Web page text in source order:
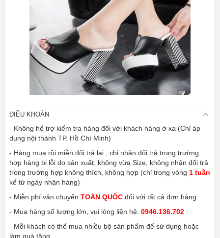
ĐIỀU KHOẢN
- Không hổ trợ kiểm tra hàng đối với khách hàng ở xa (Chỉ áp
dụng nội thành TP. Hồ Chí Minh)
- Hàng mua rồi miễn đổi trả lại , chỉ nhận đổi trả trong trường
hợp hàng bị lỗi do sản xuất, không vừa Size, không nhận đổi trả
trong trường hợp không thích, không hợp (chỉ trong vòng 1 tuần
kể từ ngày nhận hàng)
- Miễn phí vận chuyển TOÀN QUỐC đối với tất cả đơn hàng
- Mua hàng số lượng lớn, vui lòng liện hệ: 0946.136.702
- Mỗi khách có thể mua nhiều bộ sản phẩm để sử dụng hoặc
làm quà tặng.